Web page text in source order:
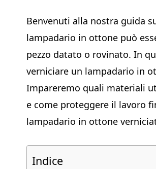
Benvenuti alla nostra guida
lampadario in ottone può
pezzo datato o rovinato. In
verniciare un lampadario in
Impareremo quali materiali
e come proteggere il lavoro
lampadario in ottone
Indice